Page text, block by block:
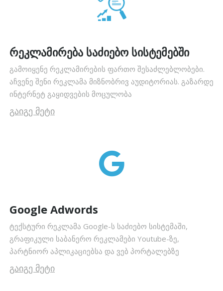
რეკლამირება საძიებო სისტემებში
გამოიყენე რეკლამირების ფართო შესაძლებლობები.
აჩვენე შენი რეკლამა მიზნობრივ აუდიტორიას. გაზარდე
ინტერნეტ გაყიდვების მოცულობა
გაიგე მეტი
Google Adwords
ტექსტური რეკლამა Google-ს საძიებო სისტემაში,
გრაფიკული საბანერო რეკლამები Youtube-ზე,
პარტნიორ აპლიკაციებსა და ვებ პორტალებზე
გაიგე მეტი